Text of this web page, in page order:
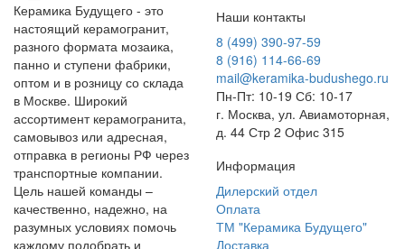
Керамика Будущего - это
настоящий керамогранит,
разного формата мозаика,
панно и ступени фабрики,
оптом и в розницу со склада
в Москве. Широкий
ассортимент керамогранита,
самовывоз или адресная,
отправка в регионы РФ через
транспортные компании.
Цель нашей команды –
качественно, надежно, на
разумных условиях помочь
каждому подобрать и
Наши контакты
8 (499) 390-97-59
8 (916) 114-66-69
mail@keramika-budushego.ru
Пн-Пт: 10-19 Сб: 10-17
г. Москва, ул. Авиамоторная,
д. 44 Стр 2 Офис 315
Информация
Дилерский отдел
Оплата
ТМ "Керамика Будущего"
Доставка